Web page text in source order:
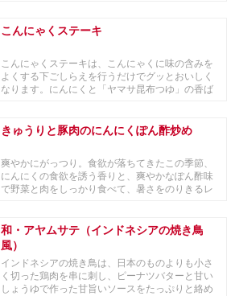
こんにゃくステーキ
こんにゃくステーキは、こんにゃくに味の含みを
よくする下ごしらえを行うだけでグッとおいしく
なります。にんにくと「ヤマサ昆布つゆ」の香ば
きゅうりと豚肉のにんにくぽん酢炒め
爽やかにがっつり。食欲が落ちてきたこの季節、
にんにくの食欲を誘う香りと、爽やかなぽん酢味
で野菜と肉をしっかり食べて、暑さをのりきるレ
和・アヤムサテ（インドネシアの焼き鳥
風）
インドネシアの焼き鳥は、日本のものよりも小さ
く切った鶏肉を串に刺し、ピーナツバターと甘い
しょうゆで作った甘旨いソースをたっぷりと絡め